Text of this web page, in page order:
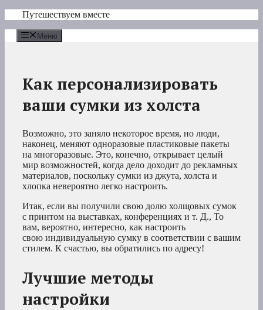
Перейти
содержимому
Путешествуем вместе
Меню
Как персонализировать
ваши сумки из холста
Возможно, это заняло некоторое время, но люди,
наконец, меняют одноразовые пластиковые пакеты
на многоразовые. Это, конечно, открывает целый
мир возможностей, когда дело доходит до рекламных
материалов, поскольку сумки из джута, холста и
хлопка невероятно легко настроить.
Итак, если вы получили свою долю холщовых сумок
с принтом на выставках, конференциях и т. Д., То
вам, вероятно, интересно, как настроить
свою индивидуальную сумку в соответствии с вашим
стилем. К счастью, вы обратились по адресу!
Лучшие методы
настройки